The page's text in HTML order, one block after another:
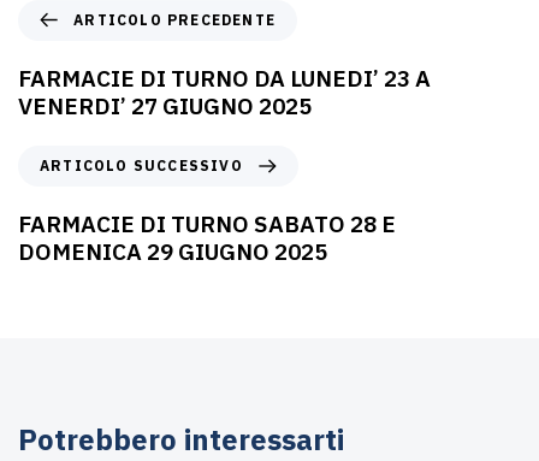
ARTICOLO PRECEDENTE
FARMACIE DI TURNO DA LUNEDI’ 23 A
VENERDI’ 27 GIUGNO 2025
ARTICOLO SUCCESSIVO
FARMACIE DI TURNO SABATO 28 E
DOMENICA 29 GIUGNO 2025
Potrebbero interessarti